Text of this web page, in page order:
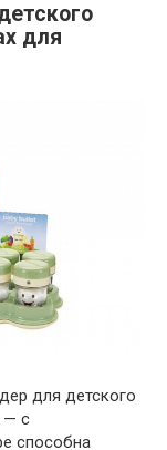
для
для детского
— с
способна